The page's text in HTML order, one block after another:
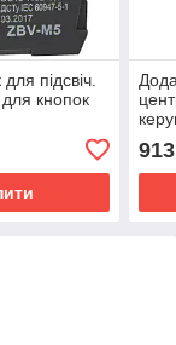
підсвіч.
кнопок